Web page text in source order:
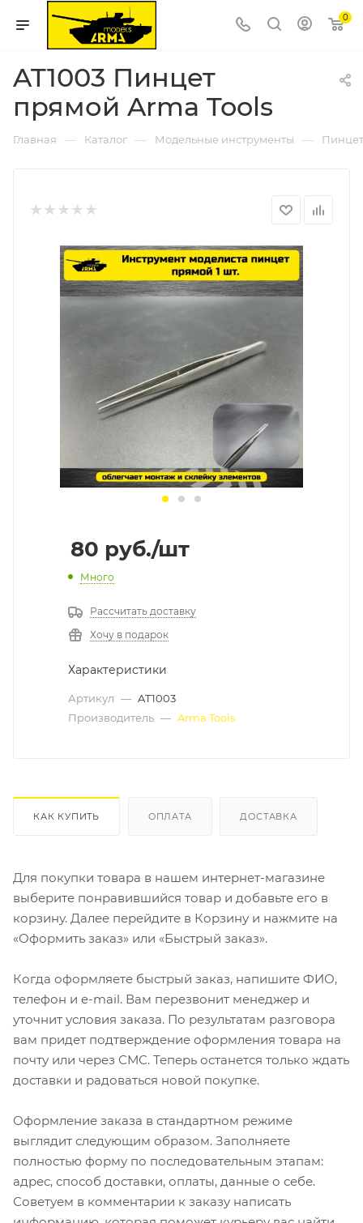
0
AT1003 Пинцет
прямой Arma Tools
Главная — Каталог — Модельные инструменты —
80 руб./шт
Много
Рассчитать доставку
Хочу в подарок
Характеристики
Артикул — AT1003
Производитель — Arma Tools
КАК КУПИТЬ ОПЛАТА ДОСТАВКА
Для покупки товара в нашем интернет-магазине
выберите понравившийся товар и добавьте его в
корзину. Далее перейдите в Корзину и нажмите на
«Оформить заказ» или «Быстрый заказ».
Когда оформляете быстрый заказ, напишите ФИО,
телефон и e-mail. Вам перезвонит менеджер и
уточнит условия заказа. По результатам разговора
вам придет подтверждение оформления товара на
почту или через СМС. Теперь останется только ждать
доставки и радоваться новой покупке.
Оформление заказа в стандартном режиме
выглядит следующим образом. Заполняете
полностью форму по последовательным этапам:
адрес, способ доставки, оплаты, данные о себе.
Советуем в комментарии к заказу написать